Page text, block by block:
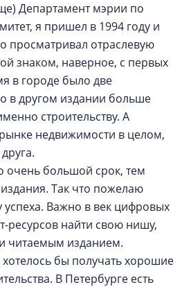
Департамент мэрии по
я пришел в 1994 году и
просматривал отраслевую
знаком, наверное, с первых
в городе было две
в другом издании больше
строительству. А
недвижимости в целом,
очень большой срок, тем
Так что пожелаю
успеха. Важно в век цифровых
ресурсов найти свою нишу,
читаемым изданием.
бы получать хорошие
В Петербурге есть